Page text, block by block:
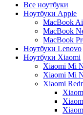
Все ноутбуки
Ноутбуки Apple
MacBook
MacBook
MacBook
Ноутбуки Lenovo
Ноутбуки Xiaomi
Xiaomi Mi
Xiaomi Mi
Xiaomi